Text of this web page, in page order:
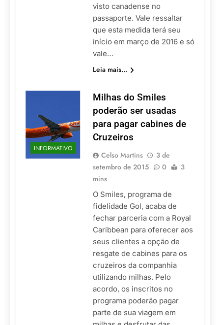
visto canadense no
passaporte. Vale ressaltar
que esta medida terá seu
início em março de 2016 e só
vale…
Leia mais...
INFORMATIVO
Milhas do Smiles
poderão ser usadas
para pagar cabines de
Cruzeiros
Celso Martins
3 de
setembro de 2015
0
3
mins
O Smiles, programa de
fidelidade Gol, acaba de
fechar parceria com a Royal
Caribbean para oferecer aos
seus clientes a opção de
resgate de cabines para os
cruzeiros da companhia
utilizando milhas. Pelo
acordo, os inscritos no
programa poderão pagar
parte de sua viagem em